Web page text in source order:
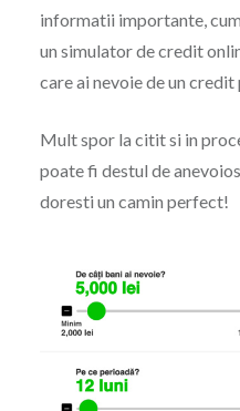
informatii importante,
un simulator de credit
care ai nevoie de un credit
Mult spor la citit si in
poate fi destul de
doresti un camin perfect!